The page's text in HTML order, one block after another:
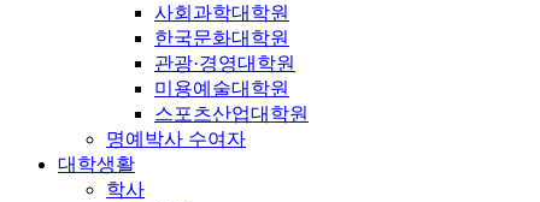
사회과학대학원
한국문화대학원
관광·경영대학원
미용예술대학원
스포츠산업대학원
명예박사 수여자
대학생활
학사